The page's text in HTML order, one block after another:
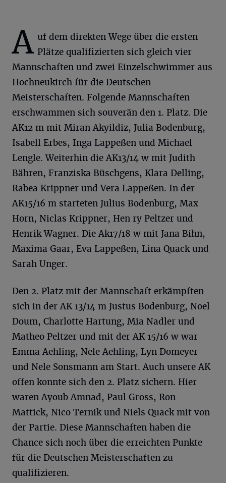
A uf dem direkten Wege über die ersten
Plätze qualifizierten sich gleich vier
Mannschaften und zwei Einzelschwimmer aus
Hochneukirch für die Deutschen
Meisterschaften. Folgende Mannschaften
erschwammen sich souverän den 1. Platz. Die
AK12 m mit Miran Akyildiz, Julia Bodenburg,
Isabell Erbes, Inga Lappeßen und Michael
Lengle. Weiterhin die AK13/14 w mit Judith
Bähren, Franziska Büschgens, Klara Delling,
Rabea Krippner und Vera Lappeßen. In der
AK15/16 m starteten Julius Bodenburg, Max
Horn, Niclas Krippner, Hen ry Peltzer und
Henrik Wagner. Die Ak17/18 w mit Jana Bihn,
Maxima Gaar, Eva Lappeßen, Lina Quack und
Sarah Unger.
Den 2. Platz mit der Mannschaft erkämpften
sich in der AK 13/14 m Justus Bodenburg, Noel
Doum, Charlotte Hartung, Mia Nadler und
Matheo Peltzer und mit der AK 15/16 w war
Emma Aehling, Nele Aehling, Lyn Domeyer
und Nele Sonsmann am Start. Auch unsere AK
offen konnte sich den 2. Platz sichern. Hier
waren Ayoub Amnad, Paul Gross, Ron
Mattick, Nico Ternik und Niels Quack mit von
der Partie. Diese Mannschaften haben die
Chance sich noch über die erreichten Punkte
für die Deutschen Meisterschaften zu
qualifizieren.